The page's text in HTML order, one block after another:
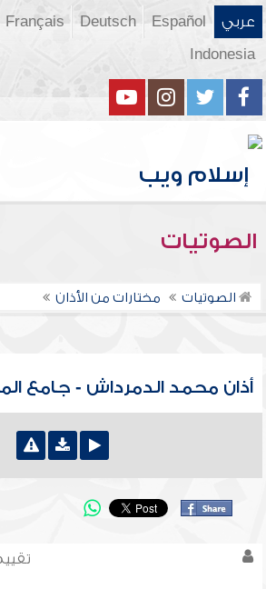
عربي Español
Deutsch
Français
Indonesia
الصوتيات
الصوتيات مختارات من الأذان
أذان محمد الدمرداش - جامع